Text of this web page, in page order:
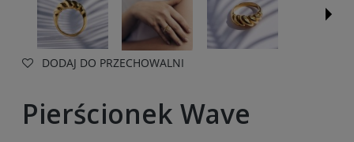
DODAJ DO PRZECHOWALNI
Pierścionek Wave